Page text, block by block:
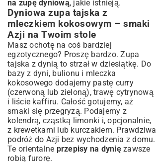
na zupę dyniową, jakie istnieją.
Dyniowa zupa tajska z
mleczkiem kokosowym – smaki
Azji na Twoim stole
Masz ochotę na coś bardziej
egzotycznego? Proszę bardzo. Zupa
tajska z dynią to strzał w dziesiątkę. Do
bazy z dyni, bulionu i mleczka
kokosowego dodajemy pastę curry
(czerwoną lub zieloną), trawę cytrynową
i liście kaffiru. Całość gotujemy, aż
smaki się przegryzą. Podajemy z
kolendrą, cząstką limonki i, opcjonalnie,
z krewetkami lub kurczakiem. Prawdziwa
podróż do Azji bez wychodzenia z domu.
Te orientalne przepisy na dynięzawsze
robią furorę.